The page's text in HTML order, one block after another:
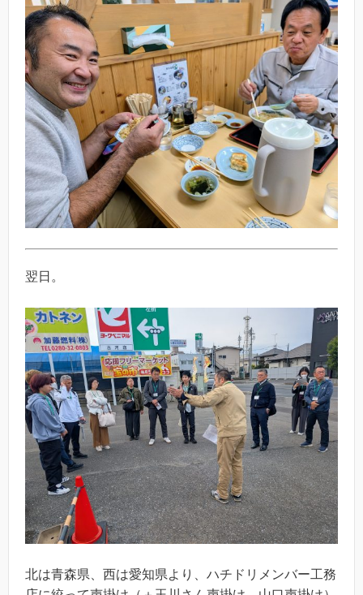
翌日。
北は青森県、西は愛知県より、ハチドリメンバー工務